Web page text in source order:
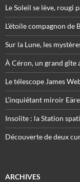
Le Soleil se lève, rougi
L’étoile compagnon de
Sur la Lune, les
À Céron, un grand gîte
Le télescope James
L’inquiétant miroir
Insolite : la Station
Découverte de deux
ARCHIVES